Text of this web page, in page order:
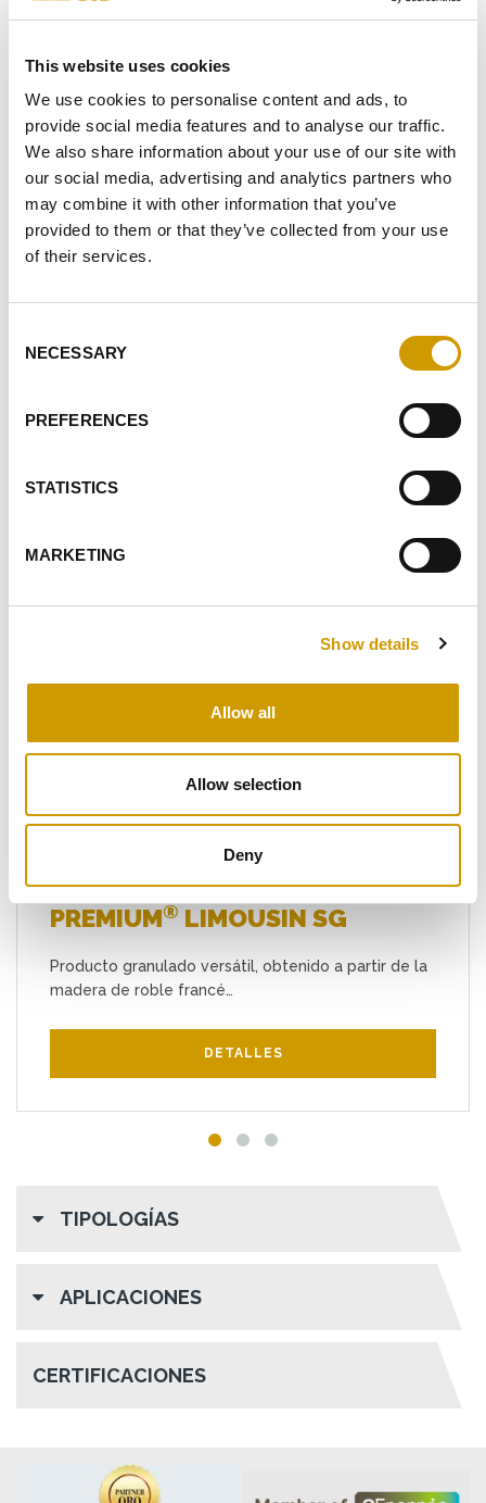
This website uses cookies
We use cookies to personalise content and ads, to
provide social media features and to analyse our traffic.
We also share information about your use of our site with
our social media, advertising and analytics partners who
may combine it with other information that you’ve
provided to them or that they’ve collected from your use
of their services.
Selection
NECESSARY
PREFERENCES
STATISTICS
MARKETING
Show details
Allow all
Allow selection
Deny
COMO CONSECUENCIA DE LAINFORMACIÓN RECIBIDA, DOY
PERSONALES
DOY MI CONSENTIMIENTO PARA RECIBIR SU NEWSLETTER
RELACIONADOS
PREMIUM® LIMOUSIN SG
Producto granulado versátil, obtenido a partir de la
madera de roble francé…
DETALLES
TIPOLOGÍAS
APLICACIONES
CERTIFICACIONES